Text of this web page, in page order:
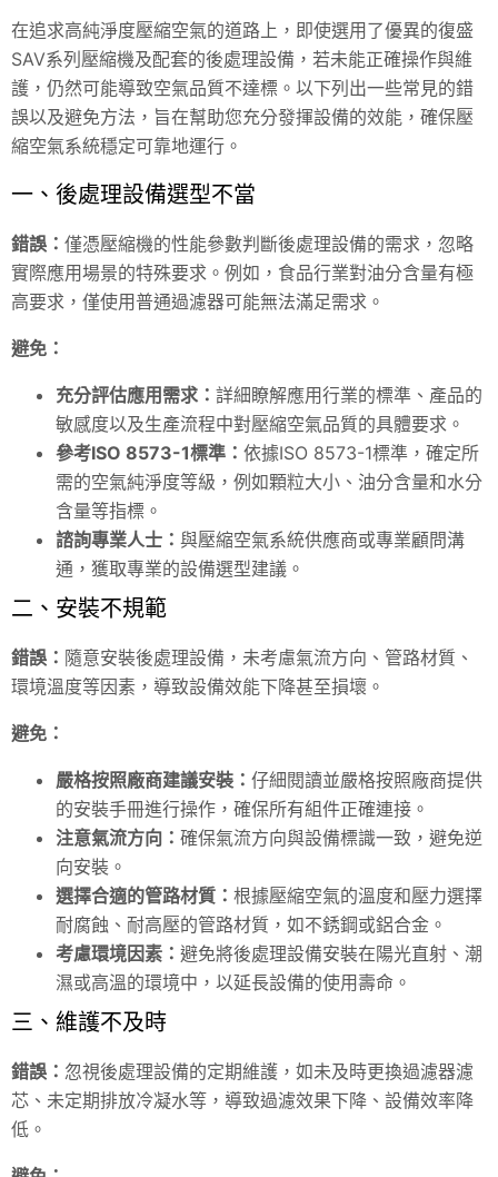
在追求高純淨度壓縮空氣的道路上，即使選用了優異的復盛
SAV系列壓縮機及配套的後處理設備，若未能正確操作與維
護，仍然可能導致空氣品質不達標。以下列出一些常見的錯
誤以及避免方法，旨在幫助您充分發揮設備的效能，確保壓
縮空氣系統穩定可靠地運行。
一、後處理設備選型不當
錯誤： 僅憑壓縮機的性能參數判斷後處理設備的需求，忽略
實際應用場景的特殊要求。例如，食品行業對油分含量有極
高要求，僅使用普通過濾器可能無法滿足需求。
避免：
充分評估應用需求： 詳細瞭解應用行業的標準、產品的
敏感度以及生產流程中對壓縮空氣品質的具體要求。
參考ISO 8573-1標準： 依據ISO 8573-1標準，確定所
需的空氣純淨度等級，例如顆粒大小、油分含量和水分
含量等指標。
諮詢專業人士： 與壓縮空氣系統供應商或專業顧問溝
通，獲取專業的設備選型建議。
二、安裝不規範
錯誤： 隨意安裝後處理設備，未考慮氣流方向、管路材質、
環境溫度等因素，導致設備效能下降甚至損壞。
避免：
嚴格按照廠商建議安裝： 仔細閱讀並嚴格按照廠商提供
的安裝手冊進行操作，確保所有組件正確連接。
注意氣流方向： 確保氣流方向與設備標識一致，避免逆
向安裝。
選擇合適的管路材質： 根據壓縮空氣的溫度和壓力選擇
耐腐蝕、耐高壓的管路材質，如不銹鋼或鋁合金。
考慮環境因素： 避免將後處理設備安裝在陽光直射、潮
濕或高溫的環境中，以延長設備的使用壽命。
三、維護不及時
錯誤： 忽視後處理設備的定期維護，如未及時更換過濾器濾
芯、未定期排放冷凝水等，導致過濾效果下降、設備效率降
低。